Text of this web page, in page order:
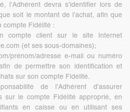
l’Adhérent devra s’identifier lors de
soit le montant de l’achat, afin que
compte Fidélité :
compte client sur le site Internet
(et ses sous-domaines);
prénom/adresse e-mail ou numéro
de permettre son identification et
sur son compte Fidélité.
de l’Adhérent d’assurer
sur le compte Fidélité approprié, en
en caisse ou en utilisant ses